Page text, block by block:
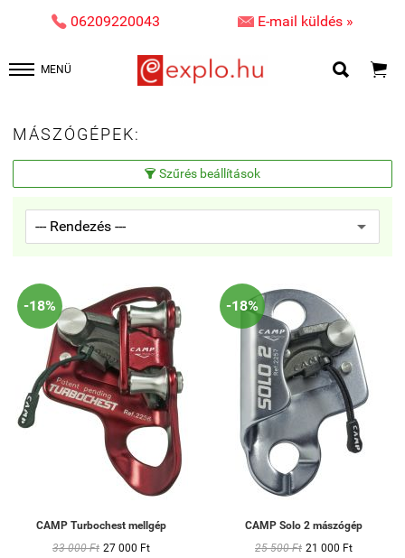
 06209220043  E-mail küldés »
MENÜ  
MÁSZÓGÉPEK:
 Szűrés beállítások
-18%
CAMP Turbochest mellgép
33 000 Ft 27 000 Ft
-18%
CAMP Solo 2 mászógép
25 500 Ft 21 000 Ft